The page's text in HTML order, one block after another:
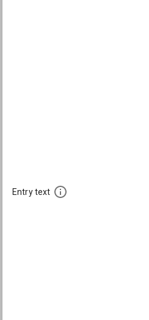
Entry text